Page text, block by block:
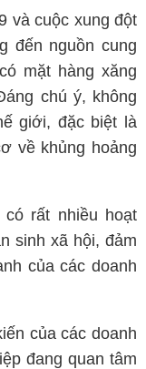
và cuộc xung đột
đến nguồn cung
mặt hàng xăng
chú ý, không
giới, đặc biệt là
về khủng hoảng
rất nhiều hoạt
sinh xã hội, đảm
của các doanh
của các doanh
đang quan tâm